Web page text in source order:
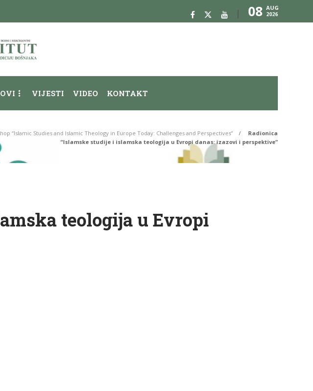
08 AUG
2026
VIJESTI VIDEO KONTAKT
“Islamic Studies and Islamic Theology in Europe Today: Challenges and Perspectives”
Radionica
“Islamske studije i islamska teologija u Evropi danas: izazovi i perspektive”
teologija u Evropi